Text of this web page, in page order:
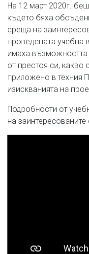
На 12 март 2020г.
където бяха
среща на
проведената учебна
имаха възможността
от престоя си, какво
приложено в техния
изискванията на
Подробности от
на